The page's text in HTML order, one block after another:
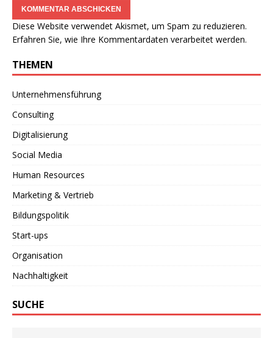
Diese Website verwendet Akismet, um Spam zu reduzieren.
Erfahren Sie, wie Ihre Kommentardaten verarbeitet werden.
THEMEN
Unternehmensführung
Consulting
Digitalisierung
Social Media
Human Resources
Marketing & Vertrieb
Bildungspolitik
Start-ups
Organisation
Nachhaltigkeit
SUCHE